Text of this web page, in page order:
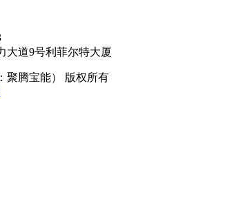
大道9号利菲尔特大厦
聚腾宝能） 版权所有